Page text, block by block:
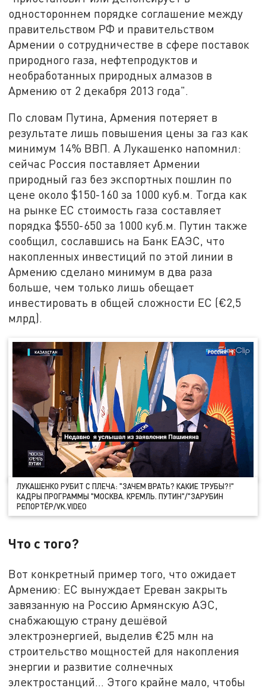
одностороннем порядке соглашение между
правительством РФ и правительством
Армении о сотрудничестве в сфере поставок
природного газа, нефтепродуктов и
необработанных природных алмазов в
Армению от 2 декабря 2013 года".
По словам Путина, Армения потеряет в
результате лишь повышения цены за газ как
минимум 14% ВВП. А Лукашенко напомнил:
сейчас Россия поставляет Армении
природный газ без экспортных пошлин по
цене около $150-160 за 1000 куб.м. Тогда как
на рынке ЕС стоимость газа составляет
порядка $550-650 за 1000 куб.м. Путин также
сообщил, сославшись на Банк ЕАЭС, что
накопленных инвестиций по этой линии в
Армению сделано минимум в два раза
больше, чем только лишь обещает
инвестировать в общей сложности ЕС (€2,5
млрд).
ЛУКАШЕНКО РУБИТ С ПЛЕЧА: "ЗАЧЕМ ВРАТЬ? КАКИЕ ТРУБЫ?!"
КАДРЫ ПРОГРАММЫ "МОСКВА. КРЕМЛЬ. ПУТИН"/"ЗАРУБИН
РЕПОРТЁР/VK.VIDEO
Что с того?
Вот конкретный пример того, что ожидает
Армению: ЕС вынуждает Ереван закрыть
завязанную на Россию Армянскую АЭС,
снабжающую страну дешёвой
электроэнергией, выделив €25 млн на
строительство мощностей для накопления
энергии и развитие солнечных
электростанций… Этого крайне мало, чтобы